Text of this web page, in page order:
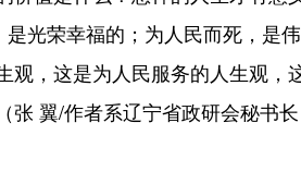
光荣幸福的；为人民而死，是
，这是为人民服务的人生观
翼/作者系辽宁省政研会秘书长